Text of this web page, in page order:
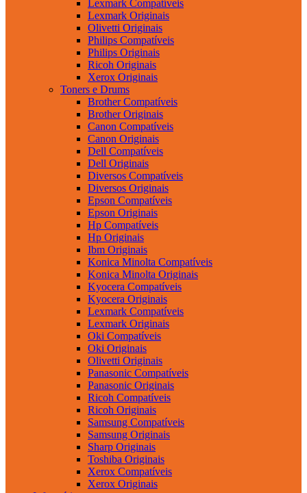
Lexmark Compatíveis
Lexmark Originais
Olivetti Originais
Philips Compatíveis
Philips Originais
Ricoh Originais
Xerox Originais
Toners e Drums
Brother Compatíveis
Brother Originais
Canon Compatíveis
Canon Originais
Dell Compatíveis
Dell Originais
Diversos Compatíveis
Diversos Originais
Epson Compatíveis
Epson Originais
Hp Compatíveis
Hp Originais
Ibm Originais
Konica Minolta Compatíveis
Konica Minolta Originais
Kyocera Compatíveis
Kyocera Originais
Lexmark Compatíveis
Lexmark Originais
Oki Compatíveis
Oki Originais
Olivetti Originais
Panasonic Compatíveis
Panasonic Originais
Ricoh Compatíveis
Ricoh Originais
Samsung Compatíveis
Samsung Originais
Sharp Originais
Toshiba Originais
Xerox Compatíveis
Xerox Originais